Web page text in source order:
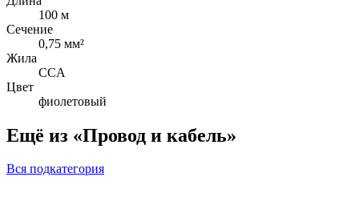
100 м
Сечение
0,75 мм²
Жила
CCA
Цвет
фиолетовый
Ещё из «Провод и кабель»
Вся подкатегория